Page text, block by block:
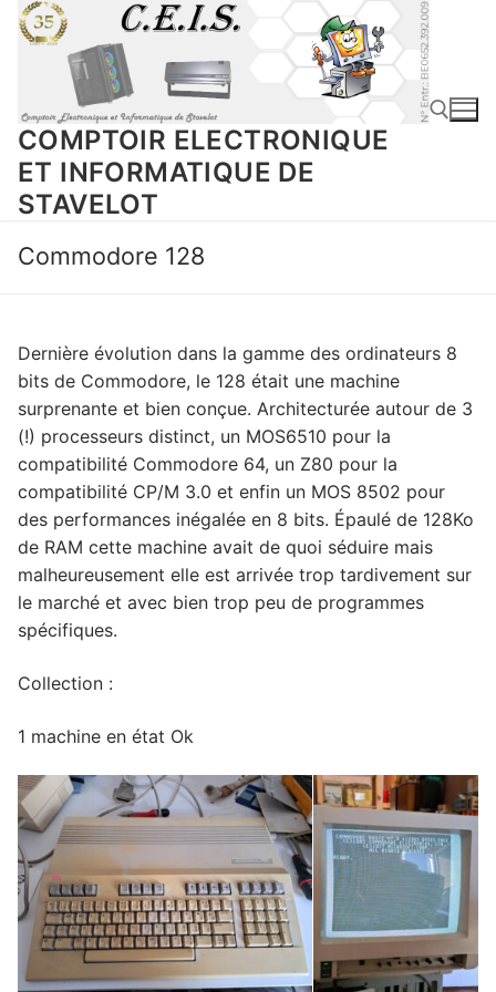
Aller
COMPTOIR ELECTRONIQUE
ET INFORMATIQUE DE
STAVELOT
Commodore 128
Dernière évolution dans la gamme des ordinateurs 8
bits de Commodore, le 128 était une machine
surprenante et bien conçue. Architecturée autour de 3
(!) processeurs distinct, un MOS6510 pour la
compatibilité Commodore 64, un Z80 pour la
compatibilité CP/M 3.0 et enfin un MOS 8502 pour
des performances inégalée en 8 bits. Épaulé de 128Ko
de RAM cette machine avait de quoi séduire mais
malheureusement elle est arrivée trop tardivement sur
le marché et avec bien trop peu de programmes
spécifiques.
Collection :
1 machine en état Ok